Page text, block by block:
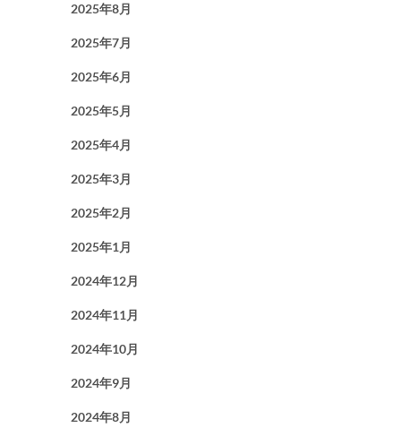
2025年8月
2025年7月
2025年6月
2025年5月
2025年4月
2025年3月
2025年2月
2025年1月
2024年12月
2024年11月
2024年10月
2024年9月
2024年8月